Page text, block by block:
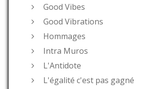
Good Vibes
Good Vibrations
Hommages
Intra Muros
L'Antidote
L'égalité c'est pas gagné